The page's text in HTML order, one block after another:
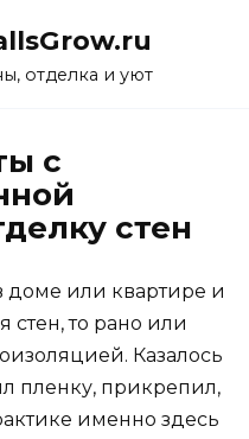
отделка и уют
с
стен
доме или квартире и
стен, то рано или
Казалось
пленку, прикрепил,
именно здесь